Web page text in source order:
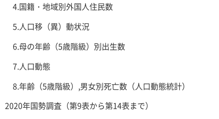
4.国籍・地域別外国人住民数
5.人口移（異）動状況
6.母の年齢（5歳階級）別出生数
7.人口動態
8.年齢（5歳階級）,男女別死亡数（人口動態統計）
2020年国勢調査（第9表から第14表まで）